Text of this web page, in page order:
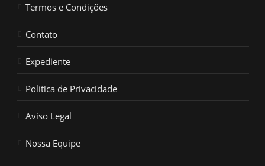
Termos e Condições
Contato
Expediente
Política de Privacidade
Aviso Legal
Nossa Equipe